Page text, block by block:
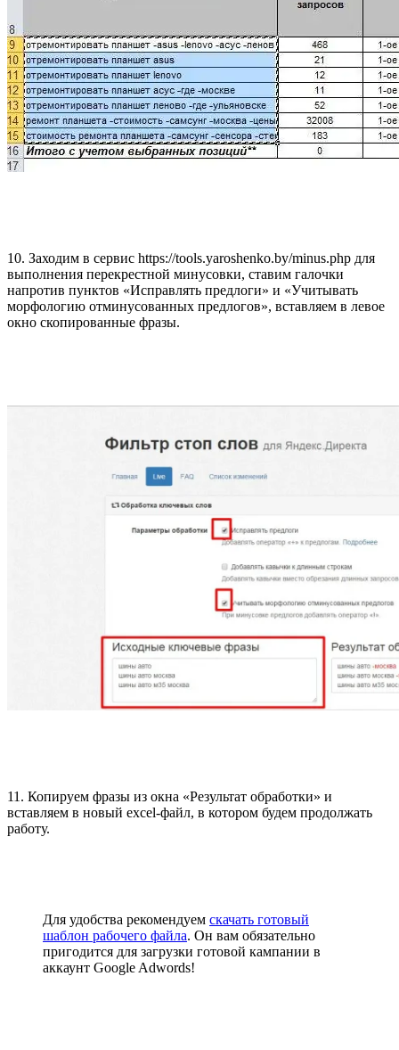
10. Заходим в сервис https://tools.yaroshenko.by/minus.php для
выполнения перекрестной минусовки, ставим галочки
напротив пунктов «Исправлять предлоги» и «Учитывать
морфологию отминусованных предлогов», вставляем в левое
окно скопированные фразы.
11. Копируем фразы из окна «Результат обработки» и
вставляем в новый excel-файл, в котором будем продолжать
работу.
Для удобства рекомендуем скачать готовый
шаблон рабочего файла. Он вам обязательно
пригодится для загрузки готовой кампании в
аккаунт Google Adwords!